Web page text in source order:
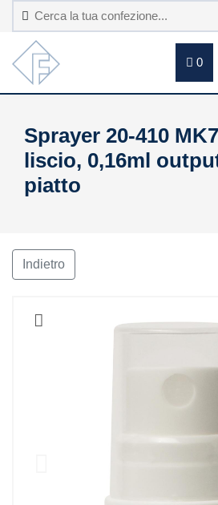
0
Sprayer 20-410
liscio, 0,16ml
piatto
Indietro